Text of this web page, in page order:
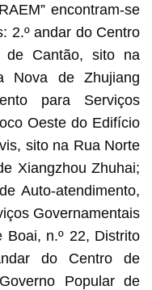
encontram-se
2.º andar do Centro
de Cantão, sito na
Nova de Zhujiang
para Serviços
Oeste do Edifício
sito na Rua Norte
Xiangzhou Zhuhai;
Auto-atendimento,
Governamentais
n.º 22, Distrito
do Centro de
Popular de